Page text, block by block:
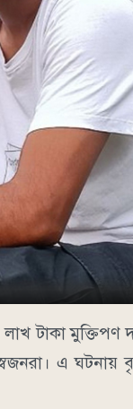
লাখ টাকা
এ